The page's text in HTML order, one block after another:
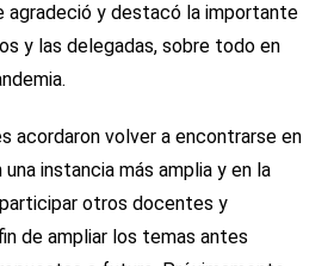
agradeció y destacó la importante
y las delegadas, sobre todo en
acordaron volver a encontrarse en
una instancia más amplia y en la
otros docentes y
de ampliar los temas antes